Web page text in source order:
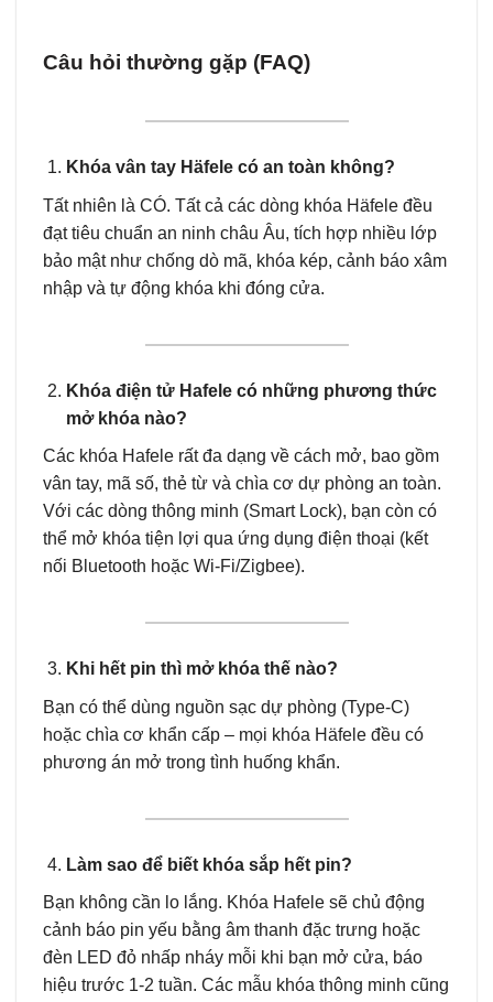
Câu hỏi thường gặp (FAQ)
Khóa vân tay Häfele có an toàn không?
Tất nhiên là CÓ. Tất cả các dòng khóa Häfele đều
đạt tiêu chuẩn an ninh châu Âu, tích hợp nhiều lớp
bảo mật như chống dò mã, khóa kép, cảnh báo xâm
nhập và tự động khóa khi đóng cửa.
Khóa điện tử Hafele có những phương thức
mở khóa nào?
Các khóa Hafele rất đa dạng về cách mở, bao gồm
vân tay, mã số, thẻ từ và chìa cơ dự phòng an toàn.
Với các dòng thông minh (Smart Lock), bạn còn có
thể mở khóa tiện lợi qua ứng dụng điện thoại (kết
nối Bluetooth hoặc Wi-Fi/Zigbee).
Khi hết pin thì mở khóa thế nào?
Bạn có thể dùng nguồn sạc dự phòng (Type-C)
hoặc chìa cơ khẩn cấp – mọi khóa Häfele đều có
phương án mở trong tình huống khẩn.
Làm sao để biết khóa sắp hết pin?
Bạn không cần lo lắng. Khóa Hafele sẽ chủ động
cảnh báo pin yếu bằng âm thanh đặc trưng hoặc
đèn LED đỏ nhấp nháy mỗi khi bạn mở cửa, báo
hiệu trước 1-2 tuần. Các mẫu khóa thông minh cũng